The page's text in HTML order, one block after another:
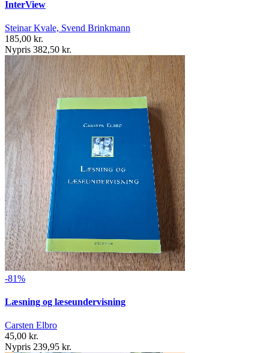
InterView
Steinar Kvale, Svend Brinkmann
185,00 kr.
Nypris 382,50 kr.
-81%
Læsning og læseundervisning
Carsten Elbro
45,00 kr.
Nypris 239,95 kr.